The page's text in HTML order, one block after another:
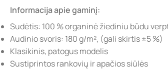
Informacija apie gaminį:
Sudėtis: 100 % organinė žiediniu būdu
Audinio svoris: 180 g/m², (gali skirtis ±5 %)
Klasikinis, patogus modelis
Sustiprintos rankovių ir apačios siūlės